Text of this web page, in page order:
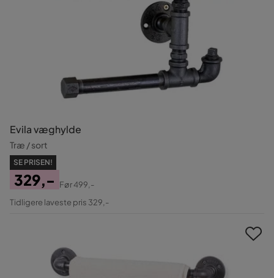
Evila væghylde
Træ / sort
SE PRISEN!
Pris
329,-
Original
Før499,-
Tidligere laveste pris 329,-